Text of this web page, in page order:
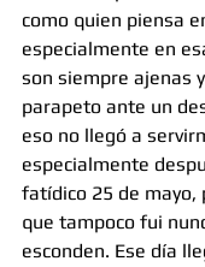
como quien piensa
especialmente en
son siempre ajenas
parapeto ante un
eso no llegó a
especialmente
fatídico 25 de mayo,
que tampoco fui
esconden. Ese día